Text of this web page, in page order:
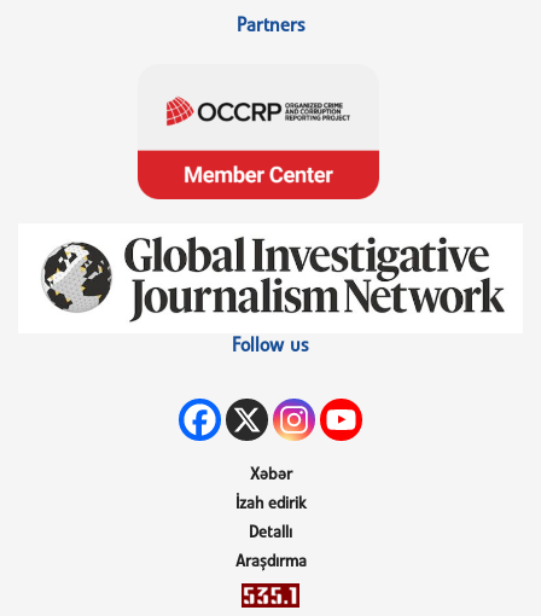
Partners
Follow us
Xəbər
İzah edirik
Detallı
Araşdırma